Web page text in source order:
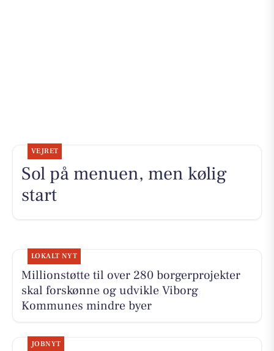
VEJRET
Sol på menuen, men kølig
start
LOKALT NYT
Millionstøtte til over 280 borgerprojekter
skal forskønne og udvikle Viborg
Kommunes mindre byer
JOBNYT